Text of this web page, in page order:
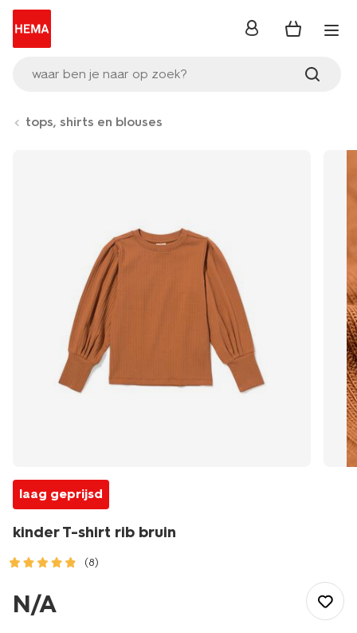
waar ben je naar op zoek?
inloggen
tops, shirts en blouses
laag geprijsd
kinder T-shirt rib bruin
(8)
tops-
shirts-
N/A